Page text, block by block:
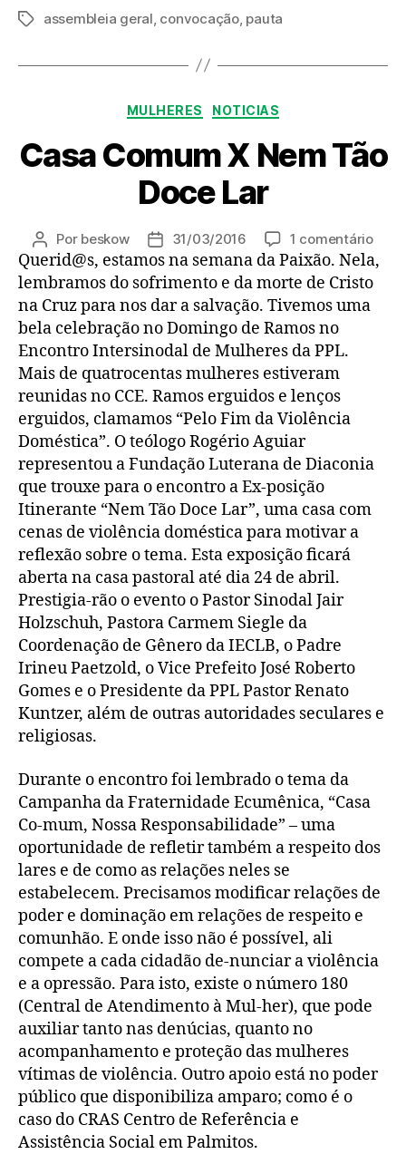
Tagsassembleia geral convocação, pauta
Categorias
MULHERES NOTICIAS
Casa Comum X Nem Tão
Doce Lar
Autor
do
post
Por beskow
Data
de
publicação
31/03/2016 1 comentárioem
Casa
Querid@s, estamos na semana da Paixão. Nela,
lembramos do sofrimento e da morte de Cristo
na Cruz para nos dar a salvação. Tivemos uma
bela celebração no Domingo de Ramos no
Encontro Intersinodal de Mulheres da PPL.
Mais de quatrocentas mulheres estiveram
reunidas no CCE. Ramos erguidos e lenços
erguidos, clamamos “Pelo Fim da Violência
Doméstica”. O teólogo Rogério Aguiar
representou a Fundação Luterana de Diaconia
que trouxe para o encontro a Ex-posição
Itinerante “Nem Tão Doce Lar”, uma casa com
cenas de violência doméstica para motivar a
reflexão sobre o tema. Esta exposição ficará
aberta na casa pastoral até dia 24 de abril.
Prestigia-rão o evento o Pastor Sinodal Jair
Holzschuh, Pastora Carmem Siegle da
Coordenação de Gênero da IECLB, o Padre
Irineu Paetzold, o Vice Prefeito José Roberto
Gomes e o Presidente da PPL Pastor Renato
Kuntzer, além de outras autoridades seculares e
religiosas.
Durante o encontro foi lembrado o tema da
Campanha da Fraternidade Ecumênica, “Casa
Co-mum, Nossa Responsabilidade” – uma
oportunidade de refletir também a respeito dos
lares e de como as relações neles se
estabelecem. Precisamos modificar relações de
poder e dominação em relações de respeito e
comunhão. E onde isso não é possível, ali
compete a cada cidadão de-nunciar a violência
e a opressão. Para isto, existe o número 180
(Central de Atendimento à Mul-her), que pode
auxiliar tanto nas denúcias, quanto no
acompanhamento e proteção das mulheres
vítimas de violência. Outro apoio está no poder
público que disponibiliza amparo; como é o
caso do CRAS Centro de Referência e
Assistência Social em Palmitos.